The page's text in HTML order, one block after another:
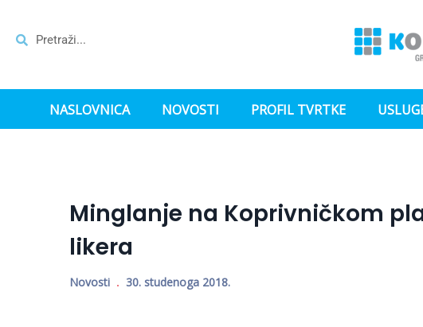
NASLOVNICA NOVOSTI PROFIL TVRTKE
Minglanje na Koprivničkom
likera
Novosti 30. studenoga 2018.